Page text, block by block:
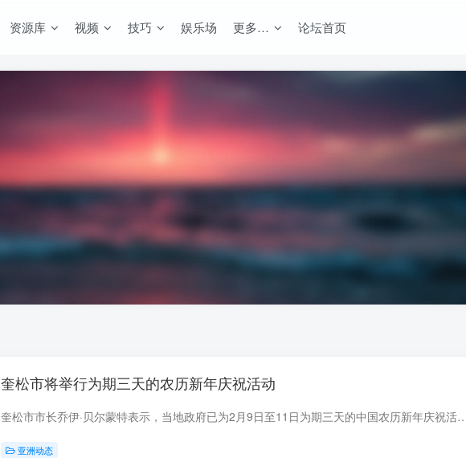
资源库 视频 技巧 娱乐场 更多… 论坛首页
奎松市将举行为期三天的农历新年庆祝活动
奎松市市长乔伊·贝尔蒙特表示，当地政府已为2月9日至11日为期三天的中国农历新年庆祝活动安排了多项活动。市
亚洲动态